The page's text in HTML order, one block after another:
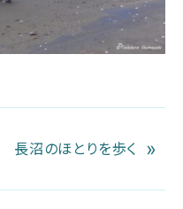
長沼のほとりを歩く »